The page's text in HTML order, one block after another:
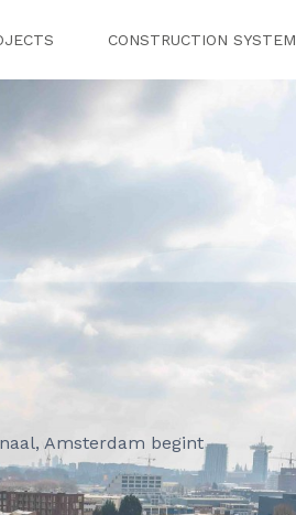
CONSTRUCTION SYSTEM
Amsterdam begint